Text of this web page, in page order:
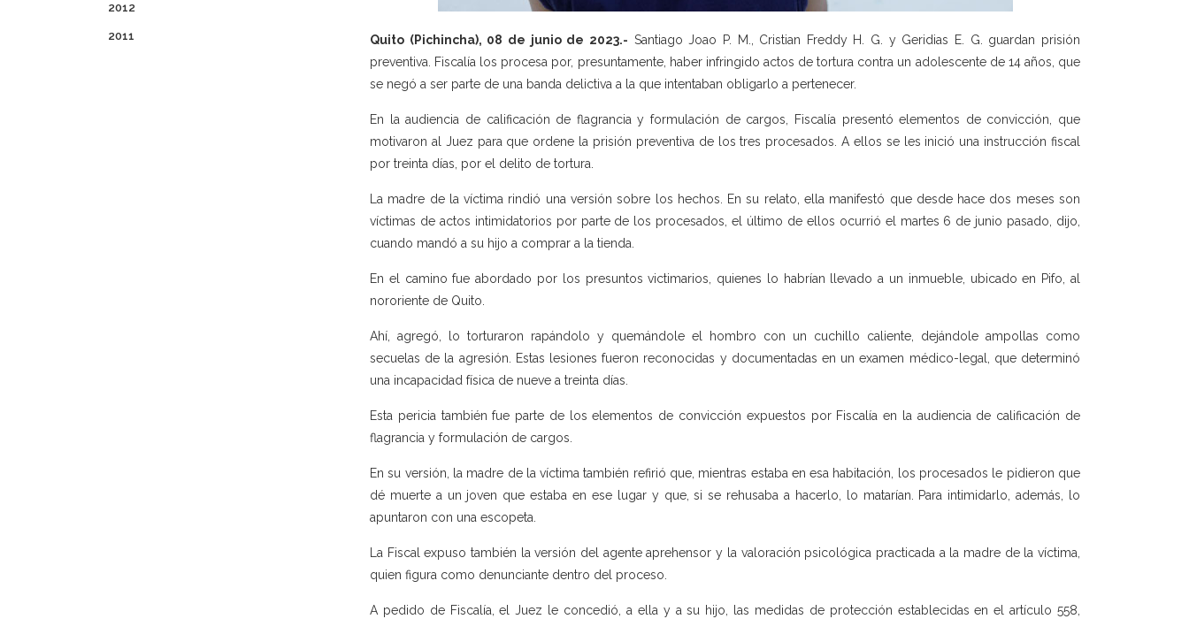
2012
2011 Quito (Pichincha), 08 de junio de 2023.- Santiago Joao P. M., Cristian Freddy H. G. y Geridias E. G. guardan prisión
preventiva. Fiscalía los procesa por, presuntamente, haber infringido actos de tortura contra un adolescente de 14 años, que
se negó a ser parte de una banda delictiva a la que intentaban obligarlo a pertenecer.
En la audiencia de calificación de flagrancia y formulación de cargos, Fiscalía presentó elementos de convicción, que
motivaron al Juez para que ordene la prisión preventiva de los tres procesados. A ellos se les inició una instrucción fiscal
por treinta días, por el delito de tortura.
La madre de la víctima rindió una versión sobre los hechos. En su relato, ella manifestó que desde hace dos meses son
víctimas de actos intimidatorios por parte de los procesados, el último de ellos ocurrió el martes 6 de junio pasado, dijo,
cuando mandó a su hijo a comprar a la tienda.
En el camino fue abordado por los presuntos victimarios, quienes lo habrían llevado a un inmueble, ubicado en Pifo, al
nororiente de Quito.
Ahí, agregó, lo torturaron rapándolo y quemándole el hombro con un cuchillo caliente, dejándole ampollas como
secuelas de la agresión. Estas lesiones fueron reconocidas y documentadas en un examen médico-legal, que determinó
una incapacidad física de nueve a treinta días.
Esta pericia también fue parte de los elementos de convicción expuestos por Fiscalía en la audiencia de calificación de
flagrancia y formulación de cargos.
En su versión, la madre de la víctima también refirió que, mientras estaba en esa habitación, los procesados le pidieron que
dé muerte a un joven que estaba en ese lugar y que, si se rehusaba a hacerlo, lo matarían. Para intimidarlo, además, lo
apuntaron con una escopeta.
La Fiscal expuso también la versión del agente aprehensor y la valoración psicológica practicada a la madre de la víctima,
quien figura como denunciante dentro del proceso.
A pedido de Fiscalía, el Juez le concedió, a ella y a su hijo, las medidas de protección establecidas en el artículo 558,